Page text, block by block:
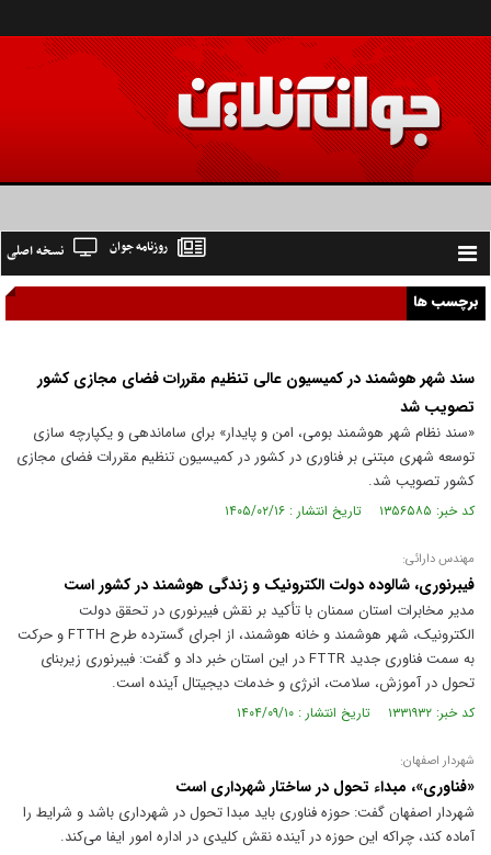
Toggle
navigation
نسخه اصلی روزنامه جوان
برچسب ها
سند شهر هوشمند در کمیسیون عالی تنظیم مقررات فضای مجازی کشور
تصویب شد
«سند نظام شهر هوشمند بومی، امن و پایدار» برای ساماندهی و یکپارچه سازی
توسعه شهری مبتنی بر فناوری در کشور در کمیسیون تنظیم مقررات فضای مجازی
کشور تصویب شد.
کد خبر: ۱۳۵۶۵۸۵ تاریخ انتشار : ۱۴۰۵/۰۲/۱۶
مهندس دارائی:
فیبرنوری، شالوده دولت الکترونیک و زندگی هوشمند در کشور است
مدیر مخابرات استان سمنان با تأکید بر نقش فیبرنوری در تحقق دولت
الکترونیک، شهر هوشمند و خانه هوشمند، از اجرای گسترده طرح FTTH و حرکت
به سمت فناوری جدید FTTR در این استان خبر داد و گفت: فیبرنوری زیربنای
تحول در آموزش، سلامت، انرژی و خدمات دیجیتال آینده است.
کد خبر: ۱۳۳۱۹۳۲ تاریخ انتشار : ۱۴۰۴/۰۹/۱۰
شهردار اصفهان:
«فناوری»، مبداء تحول در ساختار شهرداری است
شهردار اصفهان گفت: حوزه فناوری باید مبدا تحول در شهرداری باشد و شرایط را
آماده کند، چراکه این حوزه در آینده نقش کلیدی در اداره امور ایفا می‌کند.